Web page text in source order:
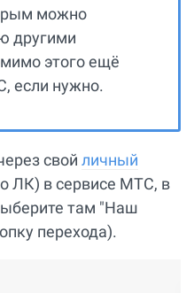
можно
другими
этого ещё
если нужно.
свой личный
ЛК) в сервисе МТС, в
там "Наш
перехода).